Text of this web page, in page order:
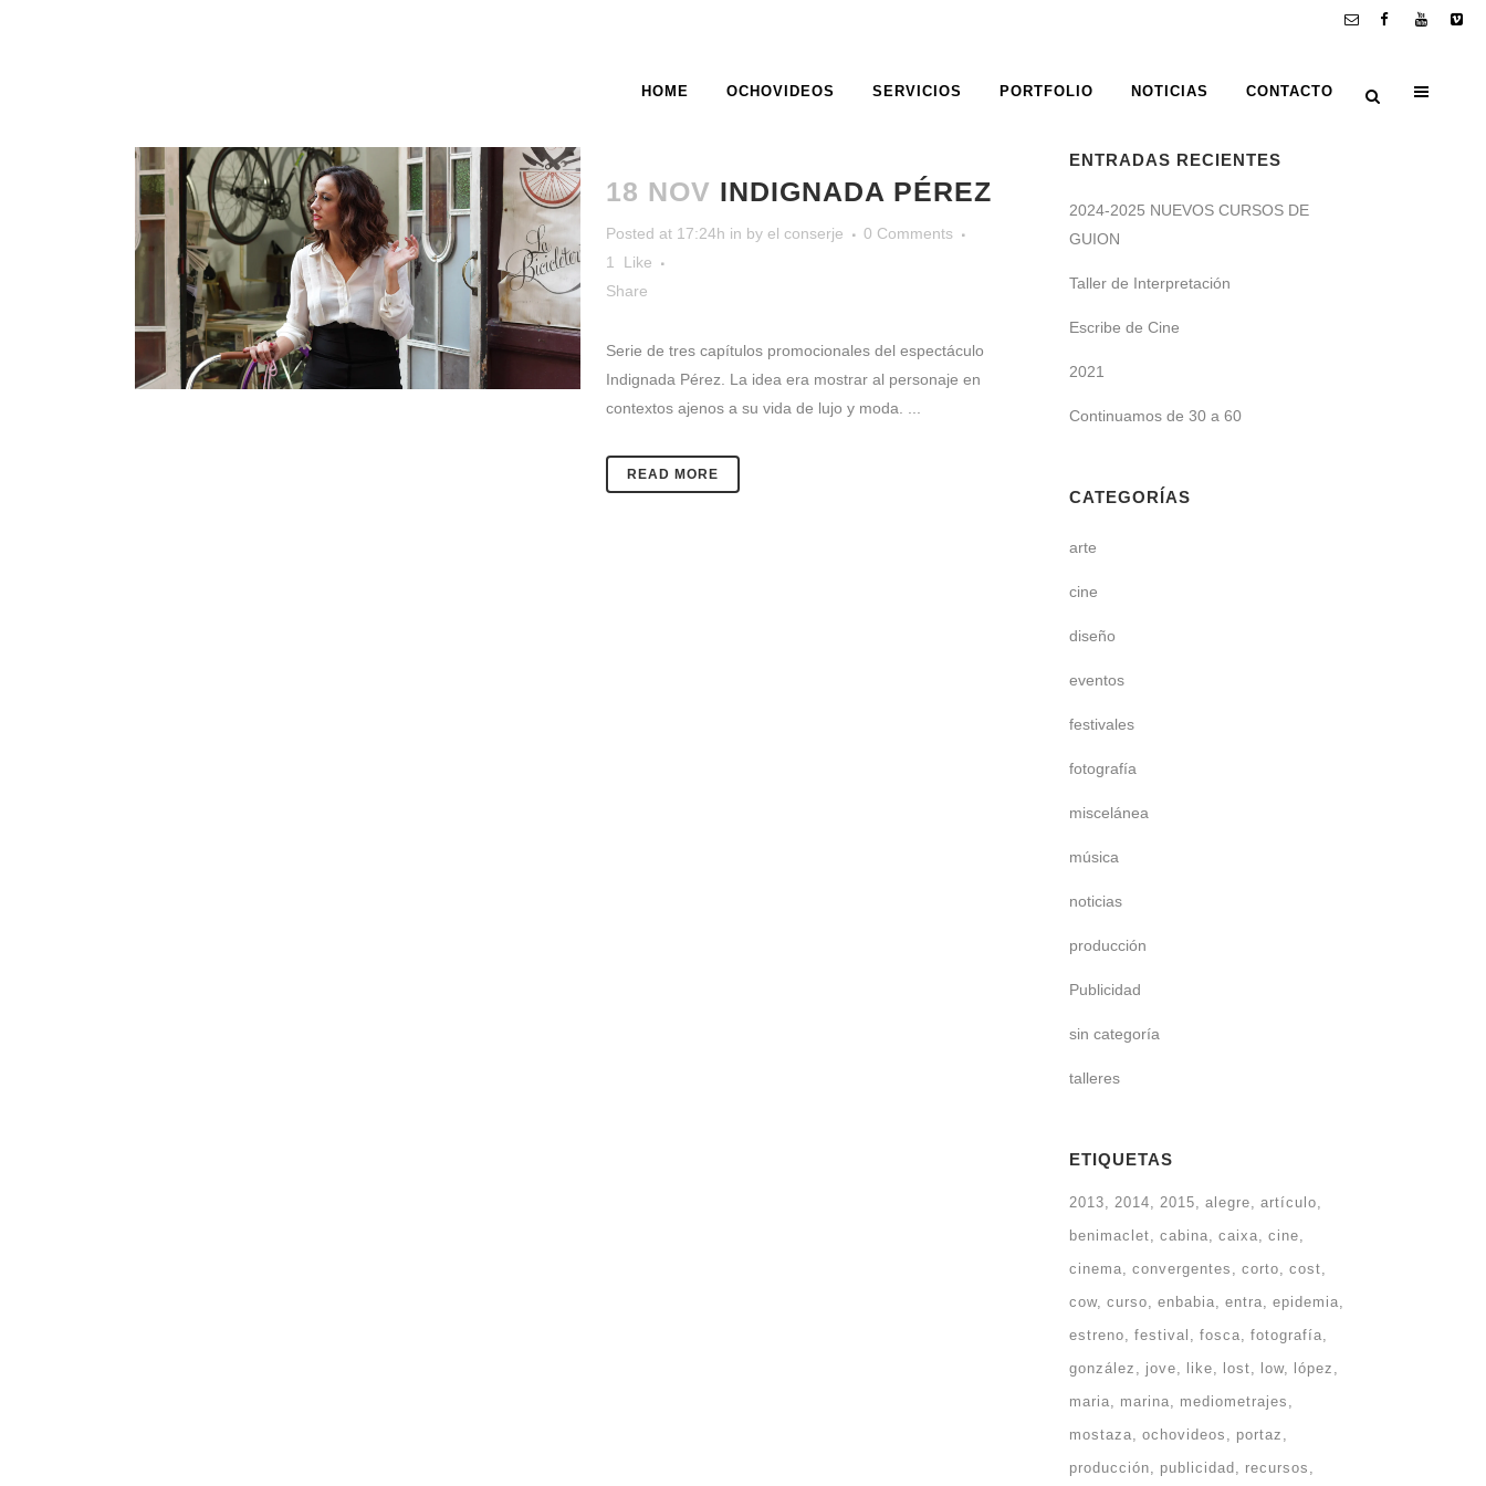
HOME OCHOVIDEOS SERVICIOS PORTFOLIO NOTICIAS CONTACTO
ARCHIVE
18 NOV INDIGNADA PÉREZ
Posted at 17:24h in by el conserje
0 Comments
1
Like
Share
Serie de tres capítulos promocionales del espectáculo
Indignada Pérez. La idea era mostrar al personaje en
contextos ajenos a su vida de lujo y moda. ...
READ MORE
ENTRADAS RECIENTES
2024-2025 NUEVOS CURSOS DE
GUION
Taller de Interpretación
Escribe de Cine
2021
Continuamos de 30 a 60
CATEGORÍAS
arte
cine
diseño
eventos
festivales
fotografía
miscelánea
música
noticias
producción
Publicidad
sin categoría
talleres
ETIQUETAS
2013 2014 2015 alegre
artículo
benimaclet
cabina caixa
cine
cinema
convergentes corto
cost
cow curso enbabia entra
epidemia
estreno
festival fosca
fotografía
gonzález
jove like lost low
lópez
maria
marina
mediometrajes
mostaza
ochovideos
portaz
producción
publicidad recursos